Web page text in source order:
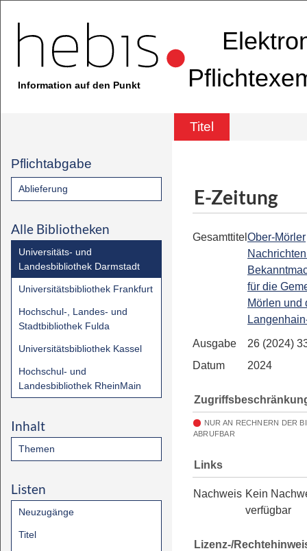
Information auf den Punkt
Titel
Pflichtabgabe
Ablieferung
Alle Bibliotheken
Universitäts- und
Landesbibliothek Darmstadt
Universitätsbibliothek Frankfurt
Hochschul-, Landes- und
Stadtbibliothek Fulda
Universitätsbibliothek Kassel
Hochschul- und
Landesbibliothek RheinMain
Inhalt
Themen
Listen
Neuzugänge
Titel
E-Zeitung
Gesamttitel Ober-Mörler
für die
Mörlen und
Ausgabe
26 (2024)
Datum
2024
NUR AN RECHNERN DER
ABRUFBAR
Links
Nachweis Kein
verfügbar
Lizenz-/